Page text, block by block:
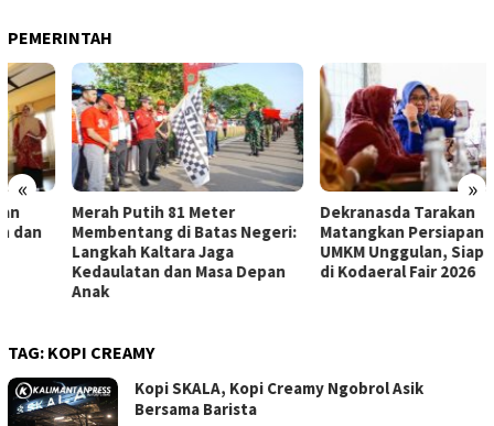
PEMERINTAH
« »
Merah Putih 81 Meter
Membentang di Batas Negeri:
Langkah Kaltara Jaga
Kedaulatan dan Masa Depan
Dekranasda Tarakan
Matangkan Persiapan Produk
UMKM Unggulan, Siap Tampil
di Kodaeral Fair 2026
TAG: KOPI CREAMY
Kopi SKALA, Kopi Creamy Ngobrol Asik
Bersama Barista